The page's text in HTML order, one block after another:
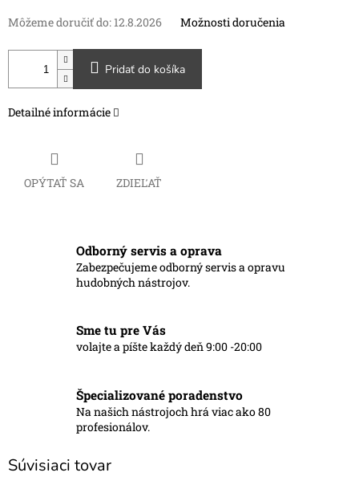
Môžeme doručiť do: 12.8.2026 Možnosti doručenia
Pridať do košíka
Detailné informácie
OPÝTAŤ SA ZDIEĽAŤ
Odborný servis a oprava
Zabezpečujeme odborný servis a opravu
hudobných nástrojov.
Sme tu pre Vás
volajte a píšte každý deň 9:00 -20:00
Špecializované poradenstvo
Na našich nástrojoch hrá viac ako 80
profesionálov.
Súvisiaci tovar